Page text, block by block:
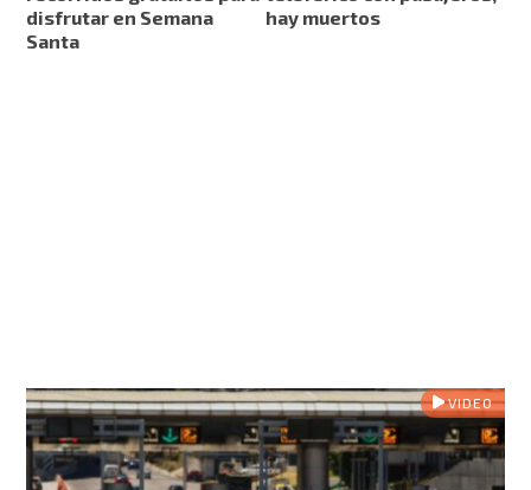
disfrutar en Semana
Santa
hay muertos
VIDEO